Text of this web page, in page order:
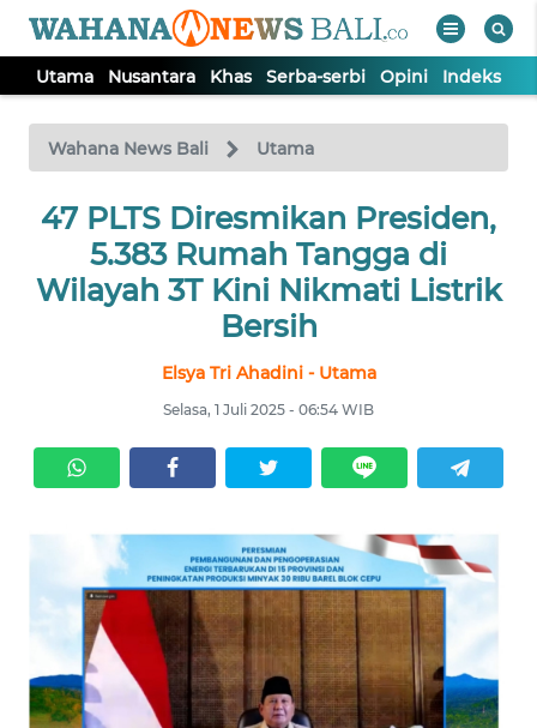
Utama Nusantara Khas Serba-serbi Opini Indeks
Wahana News Bali Utama
47 PLTS Diresmikan Presiden,
5.383 Rumah Tangga di
Wilayah 3T Kini Nikmati Listrik
Bersih
Elsya Tri Ahadini - Utama
Selasa, 1 Juli 2025 - 06:54 WIB
TV
Tutup
UTAMA
NUSANTARA
SERBI
INDEKS
BERITA
KONTAK